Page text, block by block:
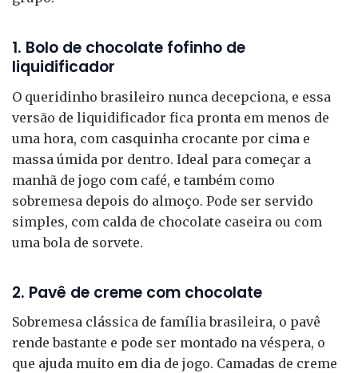
1. Bolo de chocolate fofinho de
liquidificador
O queridinho brasileiro nunca decepciona, e essa
versão de liquidificador fica pronta em menos de
uma hora, com casquinha crocante por cima e
massa úmida por dentro. Ideal para começar a
manhã de jogo com café, e também como
sobremesa depois do almoço. Pode ser servido
simples, com calda de chocolate caseira ou com
uma bola de sorvete.
2. Pavê de creme com chocolate
Sobremesa clássica de família brasileira, o pavê
rende bastante e pode ser montado na véspera, o
que ajuda muito em dia de jogo. Camadas de creme